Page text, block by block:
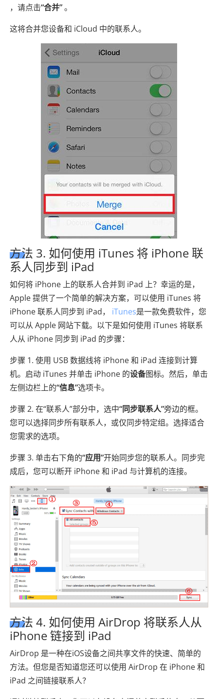
，请点击“合并”。
这将合并您设备和 iCloud 中的联系人。
方法 3. 如何使用 iTunes 将 iPhone 联
系人同步到 iPad
如何将 iPhone 上的联系人合并到 iPad 上？幸运的是，
Apple 提供了一个简单的解决方案，可以使用 iTunes 将
iPhone 联系人同步到 iPad， iTunes是一款免费软件，您
可以从 Apple 网站下载。以下是如何使用 iTunes 将联系
人从 iPhone 同步到 iPad 的步骤：
步骤 1. 使用 USB 数据线将 iPhone 和 iPad 连接到计算
机。启动 iTunes 并单击 iPhone 的设备图标。然后，单击
左侧边栏上的“信息”选项卡。
步骤 2. 在“联系人”部分中，选中“同步联系人”旁边的框。
您可以选择同步所有联系人，或仅同步特定组。选择适合
您需求的选项。
步骤 3. 单击右下角的“应用”开始同步您的联系人。同步完
成后，您可以断开 iPhone 和 iPad 与计算机的连接。
方法 4. 如何使用 AirDrop 将联系人从
iPhone 链接到 iPad
AirDrop 是一种在iOS设备之间共享文件的快速、简单的
方法。但您是否知道您还可以使用 AirDrop 在 iPhone 和
iPad 之间链接联系人？